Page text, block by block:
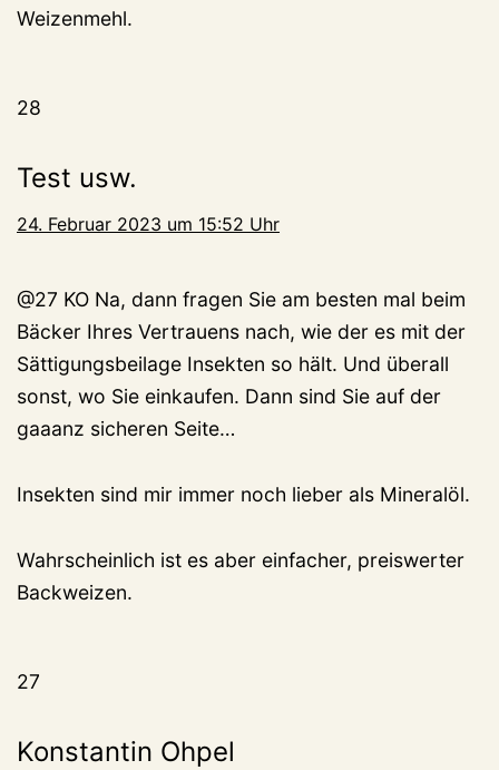
Weizenmehl.
28
Test usw.
24. Februar 2023 um 15:52 Uhr
@27 KO Na, dann fragen Sie am besten mal beim
Bäcker Ihres Vertrauens nach, wie der es mit der
Sättigungsbeilage Insekten so hält. Und überall
sonst, wo Sie einkaufen. Dann sind Sie auf der
gaaanz sicheren Seite…
Insekten sind mir immer noch lieber als Mineralöl.
Wahrscheinlich ist es aber einfacher, preiswerter
Backweizen.
27
Konstantin Ohpel